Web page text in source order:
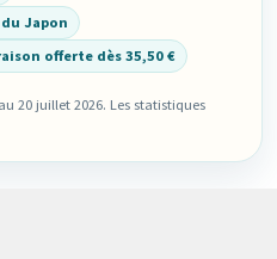
Japon
offerte dès 35,50 €
20 juillet 2026. Les statistiques